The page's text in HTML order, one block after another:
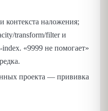
контекста наложения;
transform/filter и
«9999 не помогает»
проекта — прививка